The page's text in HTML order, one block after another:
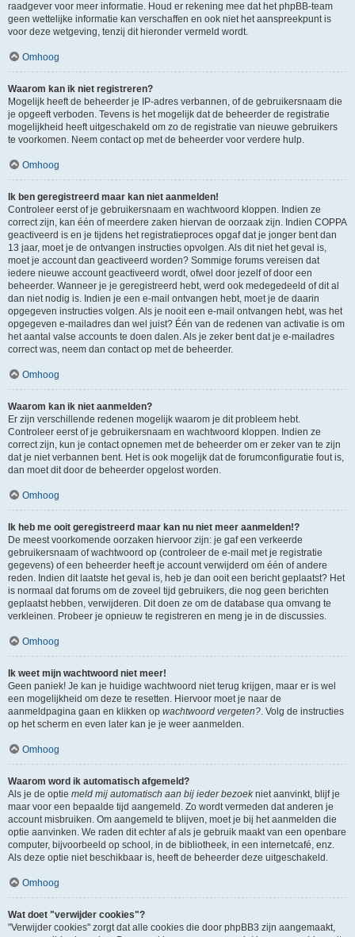
raadgever voor meer informatie. Houd er rekening mee dat het phpBB-team
geen wettelijke informatie kan verschaffen en ook niet het aanspreekpunt is
voor deze wetgeving, tenzij dit hieronder vermeld wordt.
Omhoog
Waarom kan ik niet registreren?
Mogelijk heeft de beheerder je IP-adres verbannen, of de gebruikersnaam die
je opgeeft verboden. Tevens is het mogelijk dat de beheerder de registratie
mogelijkheid heeft uitgeschakeld om zo de registratie van nieuwe gebruikers
te voorkomen. Neem contact op met de beheerder voor verdere hulp.
Omhoog
Ik ben geregistreerd maar kan niet aanmelden!
Controleer eerst of je gebruikersnaam en wachtwoord kloppen. Indien ze
correct zijn, kan één of meerdere zaken hiervan de oorzaak zijn. Indien COPPA
geactiveerd is en je tijdens het registratieproces opgaf dat je jonger bent dan
13 jaar, moet je de ontvangen instructies opvolgen. Als dit niet het geval is,
moet je account dan geactiveerd worden? Sommige forums vereisen dat
iedere nieuwe account geactiveerd wordt, ofwel door jezelf of door een
beheerder. Wanneer je je geregistreerd hebt, werd ook medegedeeld of dit al
dan niet nodig is. Indien je een e-mail ontvangen hebt, moet je de daarin
opgegeven instructies volgen. Als je nooit een e-mail ontvangen hebt, was het
opgegeven e-mailadres dan wel juist? Één van de redenen van activatie is om
het aantal valse accounts te doen dalen. Als je zeker bent dat je e-mailadres
correct was, neem dan contact op met de beheerder.
Omhoog
Waarom kan ik niet aanmelden?
Er zijn verschillende redenen mogelijk waarom je dit probleem hebt.
Controleer eerst of je gebruikersnaam en wachtwoord kloppen. Indien ze
correct zijn, kun je contact opnemen met de beheerder om er zeker van te zijn
dat je niet verbannen bent. Het is ook mogelijk dat de forumconfiguratie fout is,
dan moet dit door de beheerder opgelost worden.
Omhoog
Ik heb me ooit geregistreerd maar kan nu niet meer aanmelden!?
De meest voorkomende oorzaken hiervoor zijn: je gaf een verkeerde
gebruikersnaam of wachtwoord op (controleer de e-mail met je registratie
gegevens) of een beheerder heeft je account verwijderd om één of andere
reden. Indien dit laatste het geval is, heb je dan ooit een bericht geplaatst? Het
is normaal dat forums om de zoveel tijd gebruikers, die nog geen berichten
geplaatst hebben, verwijderen. Dit doen ze om de database qua omvang te
verkleinen. Probeer je opnieuw te registreren en meng je in de discussies.
Omhoog
Ik weet mijn wachtwoord niet meer!
Geen paniek! Je kan je huidige wachtwoord niet terug krijgen, maar er is wel
een mogelijkheid om deze te resetten. Hiervoor moet je naar de
aanmeldpagina gaan en klikken op wachtwoord vergeten?. Volg de instructies
op het scherm en even later kan je je weer aanmelden.
Omhoog
Waarom word ik automatisch afgemeld?
Als je de optie meld mij automatisch aan bij ieder bezoekniet aanvinkt, blijf je
maar voor een bepaalde tijd aangemeld. Zo wordt vermeden dat anderen je
account misbruiken. Om aangemeld te blijven, moet je bij het aanmelden die
optie aanvinken. We raden dit echter af als je gebruik maakt van een openbare
computer, bijvoorbeeld op school, in de bibliotheek, in een internetcafé, enz.
Als deze optie niet beschikbaar is, heeft de beheerder deze uitgeschakeld.
Omhoog
Wat doet "verwijder cookies"?
"Verwijder cookies" zorgt dat alle cookies die door phpBB3 zijn aangemaakt,